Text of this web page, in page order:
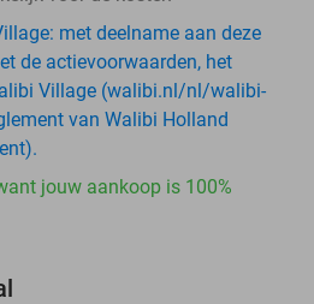
met deelname aan deze
de actievoorwaarden, het
Village (walibi.nl/nl/walibi-
van Walibi Holland
jouw aankoop is 100%